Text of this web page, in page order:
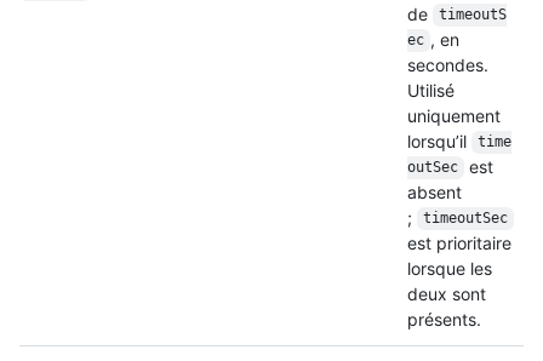
de
timeoutS
ec , en
secondes.
Utilisé
uniquement
lorsqu’il
time
outSec
est
absent
;
timeoutSec
est prioritaire
lorsque les
deux sont
présents.